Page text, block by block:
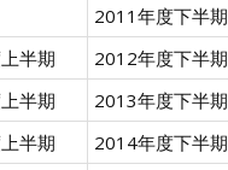
2011年度下半期
半期
2012年度下半期
半期
2013年度下半期
半期
2014年度下半期